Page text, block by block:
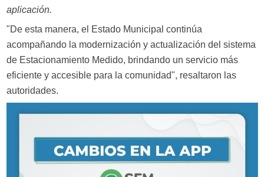
aplicación.
"De esta manera, el Estado Municipal continúa
acompañando la modernización y actualización del sistema
de Estacionamiento Medido, brindando un servicio más
eficiente y accesible para la comunidad", resaltaron las
autoridades.